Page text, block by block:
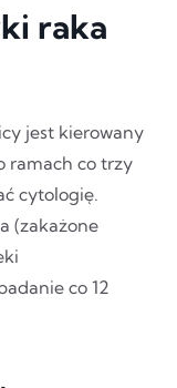
raka
jest kierowany
ramach co trzy
cytologię.
(zakażone
co 12